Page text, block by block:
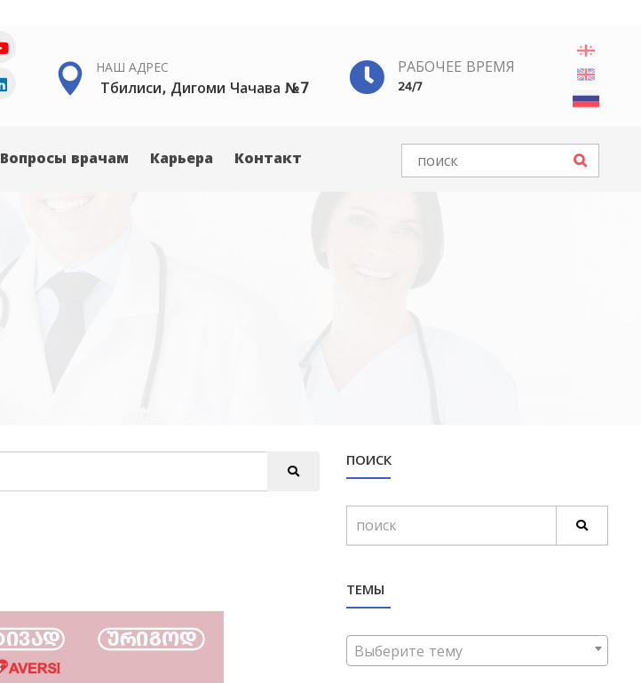
РАБОЧЕЕ ВРЕМЯ
24/7
НАШ АДРЕС
Тбилиси, Дигоми Чачава №7
Вопросы врачам Карьера Контакт
ПОИСК
ТЕМЫ
Выберите тему